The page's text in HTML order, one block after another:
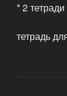
* 2
тетрадь